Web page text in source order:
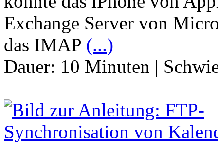
Exchange Server von
das IMAP (...)
Dauer: 10 Minuten |